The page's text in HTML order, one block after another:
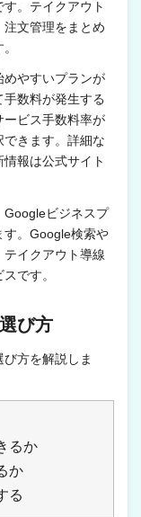
。テイクアウト
文管理をまとめ
めやすいプランが
数料が発生する
ービス手数料率が
きます。詳細な
報は公式サイト
Googleビジネスプ
す。Google検索や
イクアウト導線
です。
び方
方を解説しま
るか
か
る